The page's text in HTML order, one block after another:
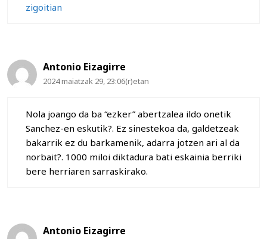
zigoitian
Antonio Eizagirre
2024 maiatzak 29, 23:06(r)etan
Nola joango da ba “ezker” abertzalea ildo onetik
Sanchez-en eskutik?. Ez sinestekoa da, galdetzeak
bakarrik ez du barkamenik, adarra jotzen ari al da
norbait?. 1000 miloi diktadura bati eskainia berriki
bere herriaren sarraskirako.
Antonio Eizagirre